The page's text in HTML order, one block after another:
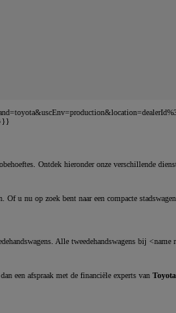
Ontdek hieronder onze verschillende
u nu op zoek bent naar een compacte
Alle tweedehandswagens bij
een afspraak met de financiële experts van